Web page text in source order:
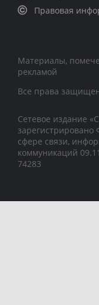
Правовая
Материалы,
рекламой
Все права
Сетевое издание
зарегистрировано
сфере связи,
коммуникаций
74283